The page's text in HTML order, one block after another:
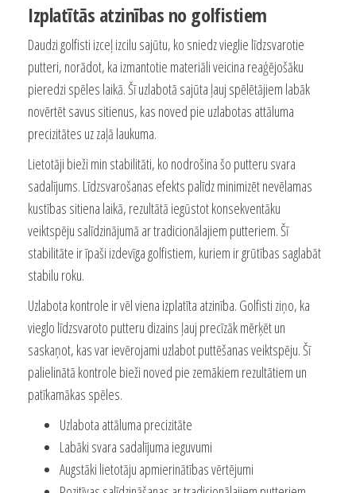
Izplatītās atzinības no golfistiem
Daudzi golfisti izceļ izcilu sajūtu, ko sniedz vieglie līdzsvarotie
putteri, norādot, ka izmantotie materiāli veicina reaģējošāku
pieredzi spēles laikā. Šī uzlabotā sajūta ļauj spēlētājiem labāk
novērtēt savus sitienus, kas noved pie uzlabotas attāluma
precizitātes uz zaļā laukuma.
Lietotāji bieži min stabilitāti, ko nodrošina šo putteru svara
sadalījums. Līdzsvarošanas efekts palīdz minimizēt nevēlamas
kustības sitiena laikā, rezultātā iegūstot konsekventāku
veiktspēju salīdzinājumā ar tradicionālajiem putteriem. Šī
stabilitāte ir īpaši izdevīga golfistiem, kuriem ir grūtības saglabāt
stabilu roku.
Uzlabota kontrole ir vēl viena izplatīta atzinība. Golfisti ziņo, ka
vieglo līdzsvaroto putteru dizains ļauj precīzāk mērķēt un
saskaņot, kas var ievērojami uzlabot puttēšanas veiktspēju. Šī
palielinātā kontrole bieži noved pie zemākiem rezultātiem un
patīkamākas spēles.
Uzlabota attāluma precizitāte
Labāki svara sadalījuma ieguvumi
Augstāki lietotāju apmierinātības vērtējumi